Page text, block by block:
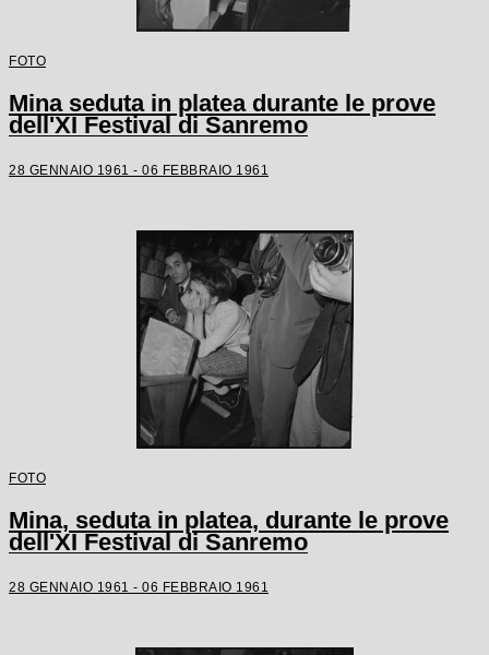
FOTO
Mina seduta in platea durante le prove
dell'XI Festival di Sanremo
28 GENNAIO 1961 - 06 FEBBRAIO 1961
FOTO
Mina, seduta in platea, durante le prove
dell'XI Festival di Sanremo
28 GENNAIO 1961 - 06 FEBBRAIO 1961